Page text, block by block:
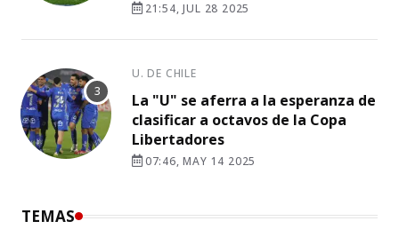
21:54, JUL 28 2025
U. DE CHILE
La "U" se aferra a la esperanza de
clasificar a octavos de la Copa
Libertadores
07:46, MAY 14 2025
TEMAS